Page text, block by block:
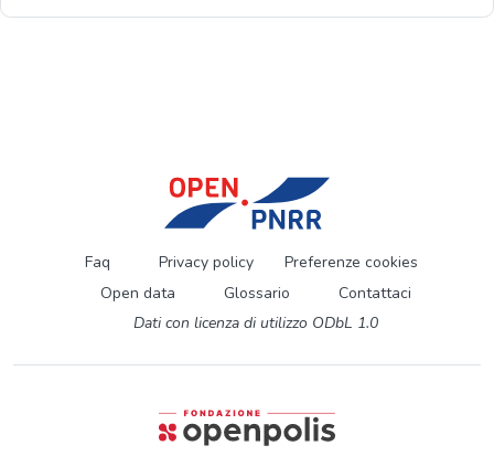
Faq Privacy policy
Preferenze cookies
Open data
Glossario
Contattaci
Dati con licenza di utilizzo ODbL 1.0